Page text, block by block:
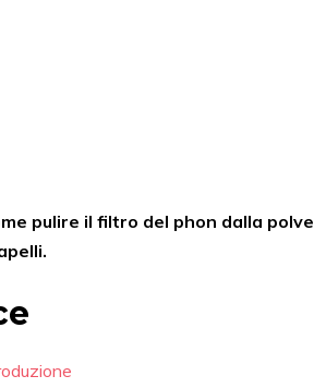
pulire il filtro del phon dalla